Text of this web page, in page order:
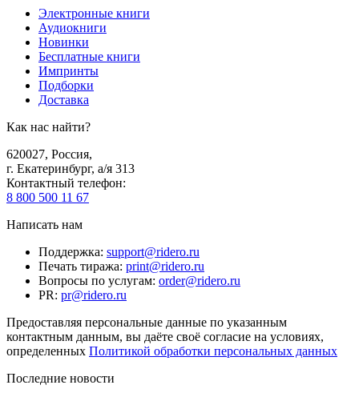
Электронные книги
Аудиокниги
Новинки
Бесплатные книги
Импринты
Подборки
Доставка
Как нас найти?
620027, Россия,
г. Екатеринбург, а/я 313
Контактный телефон:
8 800 500 11 67
Написать нам
Поддержка: support@ridero.ru
Печать тиража: print@ridero.ru
Вопросы по услугам: order@ridero.ru
PR: pr@ridero.ru
Предоставляя персональные данные по указанным
контактным данным, вы даёте своё согласие на условиях,
определенных Политикой обработки персональных данных
Последние новости